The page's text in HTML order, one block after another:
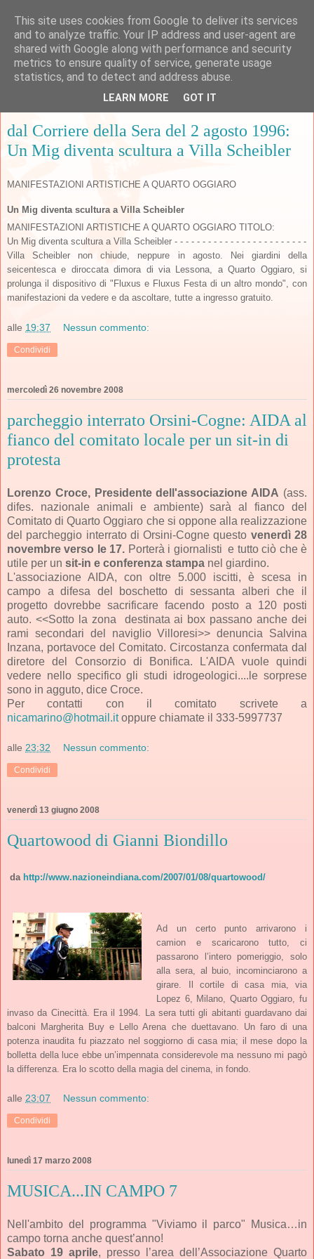
domenica 30 novembre 2008
dal Corriere della Sera del 2 agosto 1996:
Un Mig diventa scultura a Villa Scheibler
MANIFESTAZIONI ARTISTICHE A QUARTO OGGIARO
Un Mig diventa scultura a Villa Scheibler
MANIFESTAZIONI ARTISTICHE A QUARTO OGGIARO TITOLO:
Un Mig diventa scultura a Villa Scheibler - - - - - - - - - - - - - - - - - - - - - - - -
Villa Scheibler non chiude, neppure in agosto. Nei giardini della
seicentesca e diroccata dimora di via Lessona, a Quarto Oggiaro, si
prolunga il dispositivo di "Fluxus e Fluxus Festa di un altro mondo", con
manifestazioni da vedere e da ascoltare, tutte a ingresso gratuito.
alle 19:37 Nessun commento:
Condividi
mercoledì 26 novembre 2008
parcheggio interrato Orsini-Cogne: AIDA al
fianco del comitato locale per un sit-in di
protesta
Lorenzo Croce, Presidente dell'associazione AIDA (ass.
difes. nazionale animali e ambiente) sarà al fianco del
Comitato di Quarto Oggiaro che si oppone alla realizzazione
del parcheggio interrato di Orsini-Cogne questo venerdì 28
novembre verso le 17. Porterà i giornalisti e tutto ciò che è
utile per un sit-in e conferenza stampa nel giardino.
L'associazione AIDA, con oltre 5.000 iscitti, è scesa in
campo a difesa del boschetto di sessanta alberi che il
progetto dovrebbe sacrificare facendo posto a 120 posti
auto. <<Sotto la zona destinata ai box passano anche dei
rami secondari del naviglio Villoresi>> denuncia Salvina
Inzana, portavoce del Comitato. Circostanza confermata dal
diretore del Consorzio di Bonifica. L'AIDA vuole quindi
vedere nello specifico gli studi idrogeologici....le sorprese
sono in agguto, dice Croce.
Per contatti con il comitato scrivete a
nicamarino@hotmail.itoppure chiamate il 333-5997737
alle 23:32 Nessun commento:
Condividi
venerdì 13 giugno 2008
Quartowood di Gianni Biondillo
da http://www.nazioneindiana.com/2007/01/08/quartowood/
Ad un certo punto arrivarono i
camion e scaricarono tutto, ci
passarono l’intero pomeriggio, solo
alla sera, al buio, incominciarono a
girare. Il cortile di casa mia, via
Lopez 6, Milano, Quarto Oggiaro, fu
invaso da Cinecittà. Era il 1994. La sera tutti gli abitanti guardavano dai
balconi Margherita Buy e Lello Arena che duettavano. Un faro di una
potenza inaudita fu piazzato nel soggiorno di casa mia; il mese dopo la
bolletta della luce ebbe un’impennata considerevole ma nessuno mi pagò
la differenza. Era lo scotto della magia del cinema, in fondo.
alle 23:07 Nessun commento:
Condividi
lunedì 17 marzo 2008
MUSICA...IN CAMPO 7
Nell'ambito del programma "Viviamo il parco" Musica…in
campo torna anche quest’anno!
Sabato 19 aprile, presso l’area dell’Associazione Quarto
This site uses cookies from Google to deliver its services
and to analyze traffic. Your IP address and user-agent are
shared with Google along with performance and security
metrics to ensure quality of service, generate usage
statistics, and to detect and address abuse.
LEARN MORE GOT IT